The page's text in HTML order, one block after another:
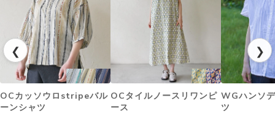
❮
OCカッソウロstripeバル
ーンシャツ
OCタイルノースリワンピ
ース
WGハンソ
ツ
❯